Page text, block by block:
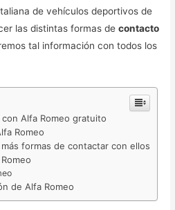
de vehículos deportivos de
las distintas formas decontacto
tal información con todos los
Alfa Romeo gratuito
Romeo
formas de contactar con ellos
de Alfa Romeo